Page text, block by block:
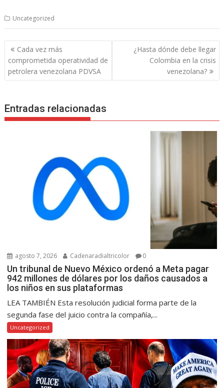
Uncategorized
Navegación
de
entradas
Cada vez más
comprometida operatividad de
petrolera venezolana PDVSA
¿Hasta dónde debe llegar
Colombia en la crisis
venezolana?
Entradas relacionadas
agosto 7, 2026 Cadenaradialtricolor 0
Un tribunal de Nuevo México ordenó a Meta pagar
942 millones de dólares por los daños causados a
los niños en sus plataformas
LEA TAMBIÉN Esta resolución judicial forma parte de la
segunda fase del juicio contra la compañía,...
Uncategorized